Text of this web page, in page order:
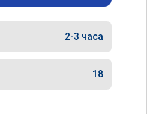
2-3 часа
18